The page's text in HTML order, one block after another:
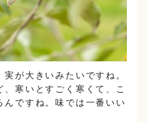
実が大きいみたいですね。
寒いとすごく寒くて、こ
ですね。味では一番いい